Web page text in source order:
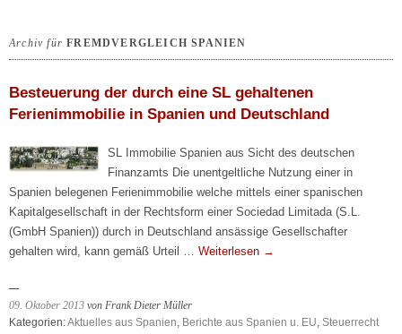
Archiv fürFREMDVERGLEICH SPANIEN
Besteuerung der durch eine SL gehaltenen
Ferienimmobilie in Spanien und Deutschland
SL Immobilie Spanien aus Sicht des deutschen
Finanzamts Die unentgeltliche Nutzung einer in
Spanien belegenen Ferienimmobilie welche mittels einer spanischen
Kapitalgesellschaft in der Rechtsform einer Sociedad Limitada (S.L.
(GmbH Spanien)) durch in Deutschland ansässige Gesellschafter
gehalten wird, kann gemäß Urteil … Weiterlesen →
09. Oktober 2013 von Frank Dieter Müller
Kategorien:Aktuelles aus Spanien, Berichte aus Spanien u. EU, Steuerrecht